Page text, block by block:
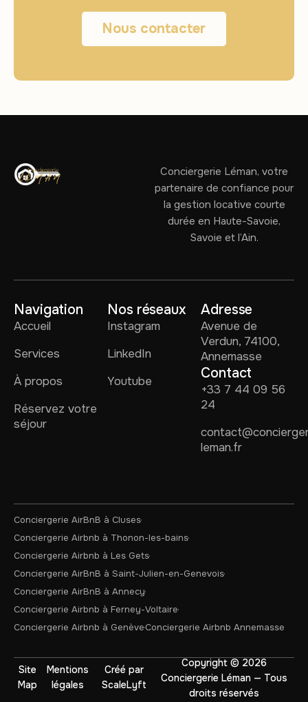
Nous contacter
Conciergerie Léman, votre
partenaire de confiance pour
la gestion locative courte
durée en Haute-Savoie,
Savoie et l’Ain.
Navigation
Accueil
Services
À propos
Réservez votre
séjour
Nos réseaux
Instagram
LinkedIn
Youtube
Adresse
Avenue de
Verdun, 74100,
Annemasse
Contact
+33 7 44 09 56
24
leman.fr
Conciergerie AirBnB à Cluses
Conciergerie Airbnb à Thonon-les-bains
Conciergerie Airbnb à Les Gets
Conciergerie AirBnB à Saint-Julien-en-Genevois
Conciergerie AirBnB à Annecy
Conciergerie Airbnb à Ferney-Voltaire
Conciergerie Airbnb à GenèveConciergerie Airbnb Annemasse
Copyright © 2026
Conciergerie Léman — Tous
droits réservés
Site
Map
Mentions
légales
Créé par
ScaleLyft